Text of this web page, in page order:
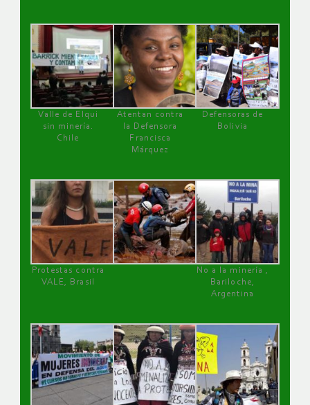
Valle de Elqui
sin minería.
Chile
Atentan contra
la Defensora
Francisca
Márquez
Defensoras de
Bolivia
Protestas contra
VALE, Brasil
No a la minería ,
Bariloche,
Argentina